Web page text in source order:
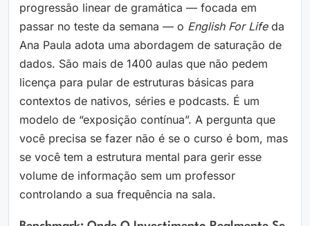
progressão linear de gramática — focada em
passar no teste da semana — o English For Lifeda
Ana Paula adota uma abordagem de saturação de
dados. São mais de 1400 aulas que não pedem
licença para pular de estruturas básicas para
contextos de nativos, séries e podcasts. É um
modelo de “exposição contínua”. A pergunta que
você precisa se fazer não é se o curso é bom, mas
se você tem a estrutura mental para gerir esse
volume de informação sem um professor
controlando a sua frequência na sala.